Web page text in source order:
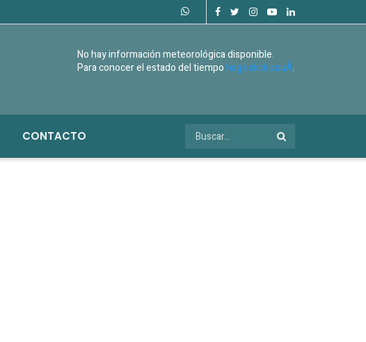
No hay información meteorológica disponible.
Para conocer el estado del tiempohaga click aquÃ­.
CONTACTO